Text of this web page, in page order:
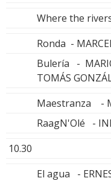
Where the
Ronda -
Bulería -
TOMÁS
Maestranza -
RaagN'Olé -
10.30
El agua -